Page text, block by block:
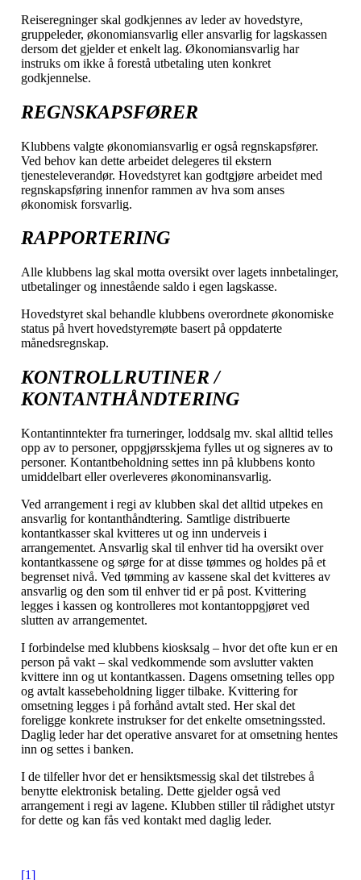
Reiseregninger skal godkjennes av leder av hovedstyre,
gruppeleder, økonomiansvarlig eller ansvarlig for lagskassen
dersom det gjelder et enkelt lag. Økonomiansvarlig har
instruks om ikke å forestå utbetaling uten konkret
godkjennelse.
REGNSKAPSFØRER
Klubbens valgte økonomiansvarlig er også regnskapsfører.
Ved behov kan dette arbeidet delegeres til ekstern
tjenesteleverandør. Hovedstyret kan godtgjøre arbeidet med
regnskapsføring innenfor rammen av hva som anses
økonomisk forsvarlig.
RAPPORTERING
Alle klubbens lag skal motta oversikt over lagets innbetalinger,
utbetalinger og innestående saldo i egen lagskasse.
Hovedstyret skal behandle klubbens overordnete økonomiske
status på hvert hovedstyremøte basert på oppdaterte
månedsregnskap.
KONTROLLRUTINER /
KONTANTHÅNDTERING
Kontantinntekter fra turneringer, loddsalg mv. skal alltid telles
opp av to personer, oppgjørsskjema fylles ut og signeres av to
personer. Kontantbeholdning settes inn på klubbens konto
umiddelbart eller overleveres økonominansvarlig.
Ved arrangement i regi av klubben skal det alltid utpekes en
ansvarlig for kontanthåndtering. Samtlige distribuerte
kontantkasser skal kvitteres ut og inn underveis i
arrangementet. Ansvarlig skal til enhver tid ha oversikt over
kontantkassene og sørge for at disse tømmes og holdes på et
begrenset nivå. Ved tømming av kassene skal det kvitteres av
ansvarlig og den som til enhver tid er på post. Kvittering
legges i kassen og kontrolleres mot kontantoppgjøret ved
slutten av arrangementet.
I forbindelse med klubbens kiosksalg – hvor det ofte kun er en
person på vakt – skal vedkommende som avslutter vakten
kvittere inn og ut kontantkassen. Dagens omsetning telles opp
og avtalt kassebeholdning ligger tilbake. Kvittering for
omsetning legges i på forhånd avtalt sted. Her skal det
foreligge konkrete instrukser for det enkelte omsetningssted.
Daglig leder har det operative ansvaret for at omsetning hentes
inn og settes i banken.
I de tilfeller hvor det er hensiktsmessig skal det tilstrebes å
benytte elektronisk betaling. Dette gjelder også ved
arrangement i regi av lagene. Klubben stiller til rådighet utstyr
for dette og kan fås ved kontakt med daglig leder.
[1]